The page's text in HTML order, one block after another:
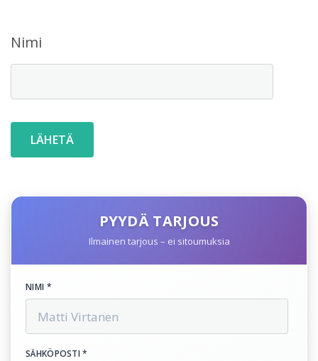
Nimi
PYYDÄ TARJOUS
Ilmainen tarjous – ei sitoumuksia
NIMI *
SÄHKÖPOSTI *